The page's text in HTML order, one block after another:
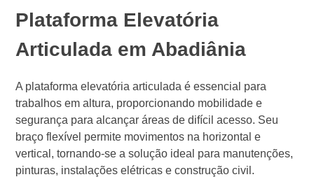
Plataforma Elevatória
Articulada em Abadiânia
A plataforma elevatória articulada é essencial para
trabalhos em altura, proporcionando mobilidade e
segurança para alcançar áreas de difícil acesso. Seu
braço flexível permite movimentos na horizontal e
vertical, tornando-se a solução ideal para manutenções,
pinturas, instalações elétricas e construção civil.